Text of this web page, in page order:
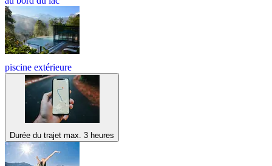
piscine extérieure
Durée du trajet max. 3 heures